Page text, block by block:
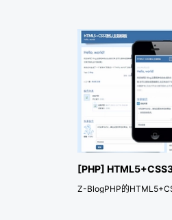
[PHP]
Z-BlogPHP的